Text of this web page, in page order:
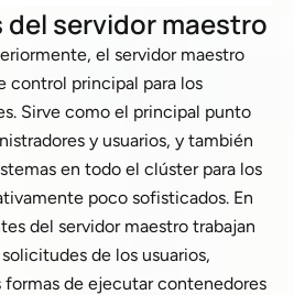
servidor maestro
el servidor maestro
control principal para los
Sirve como el principal punto
y usuarios, y también
en todo el clúster para los
poco sofisticados. En
del servidor maestro trabajan
de los usuarios,
de ejecutar contenedores